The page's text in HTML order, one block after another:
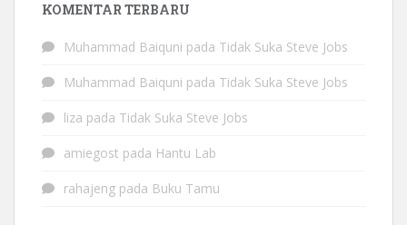
KOMENTAR TERBARU
Muhammad Baiquni pada Tidak Suka Steve Jobs
Muhammad Baiquni pada Tidak Suka Steve Jobs
liza pada Tidak Suka Steve Jobs
amiegost pada Hantu Lab
rahajeng pada Buku Tamu